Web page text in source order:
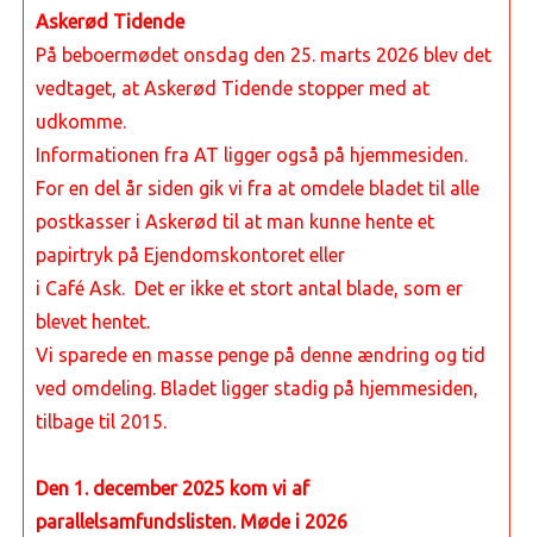
Askerød Tidende
På beboermødet onsdag den 25. marts 2026 blev det
vedtaget, at Askerød Tidende stopper med at
udkomme.
Informationen fra AT ligger også på hjemmesiden.
For en del år siden gik vi fra at omdele bladet til alle
postkasser i Askerød til at man kunne hente et
papirtryk på Ejendomskontoret eller
i Café Ask. Det er ikke et stort antal blade, som er
blevet hentet.
Vi sparede en masse penge på denne ændring og tid
ved omdeling. Bladet ligger stadig på hjemmesiden,
tilbage til 2015.
Den 1. december 2025 kom vi af
parallelsamfundslisten. Møde i 2026